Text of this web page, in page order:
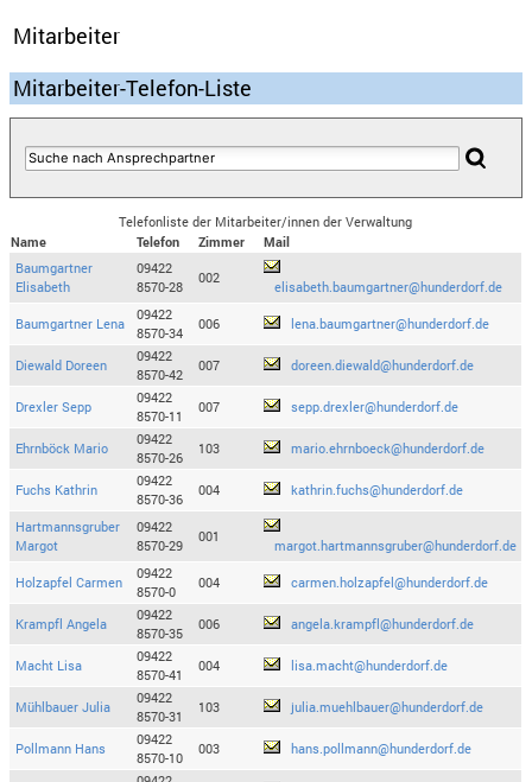
Mitarbeiter
Mitarbeiter-Telefon-Liste
Telefonliste der Mitarbeiter/innen der Verwaltung
Name
Telefon Zimmer
Mail
Baumgartner
Elisabeth
09422
8570-28
002
elisabeth.baumgartner@hunderdorf.de
Baumgartner Lena
09422
8570-34
006 lena.baumgartner@hunderdorf.de
Diewald Doreen
09422
8570-42
007 doreen.diewald@hunderdorf.de
Drexler Sepp
09422
8570-11
007 sepp.drexler@hunderdorf.de
Ehrnböck Mario
09422
8570-26
103 mario.ehrnboeck@hunderdorf.de
Fuchs Kathrin
09422
8570-36
004 kathrin.fuchs@hunderdorf.de
Hartmannsgruber
Margot
09422
8570-29
001
margot.hartmannsgruber@hunderdorf.de
Holzapfel Carmen
09422
8570-0
004 carmen.holzapfel@hunderdorf.de
Krampfl Angela
09422
8570-35
006 angela.krampfl@hunderdorf.de
Macht Lisa
09422
8570-41
004 lisa.macht@hunderdorf.de
Mühlbauer Julia
09422
8570-31
103 julia.muehlbauer@hunderdorf.de
Pollmann Hans
09422
8570-10
003 hans.pollmann@hunderdorf.de